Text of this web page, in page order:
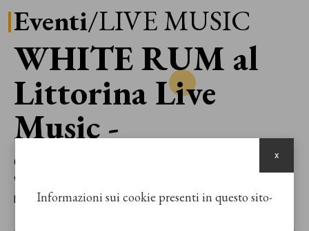
Eventi/LIVE MUSIC
WHITE RUM al
Littorina Live
Music
Come ogni giovedì (o quasi) la Littorina Del Mincio ospita i
WHITE RUM! Godetevi il servizio cena con una performance
live, vi aspettiamo
Informazioni sui cookie presenti in questo sito
x